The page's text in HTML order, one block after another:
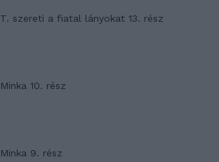
T. szereti a fiatal lányokat 13. rész
Minka 10. rész
Minka 9. rész